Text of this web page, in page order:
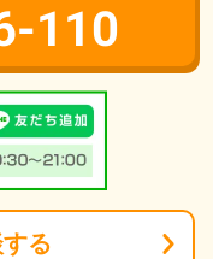
110
する